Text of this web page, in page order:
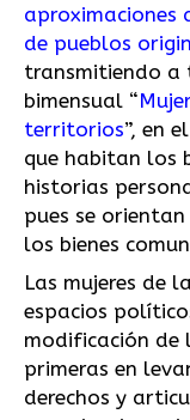
aproximaciones
de pueblos
transmitiendo a
bimensual “
territorios”, en
que habitan los
historias
pues se
los bienes
Las mujeres de
espacios
modificación de
primeras en
derechos y